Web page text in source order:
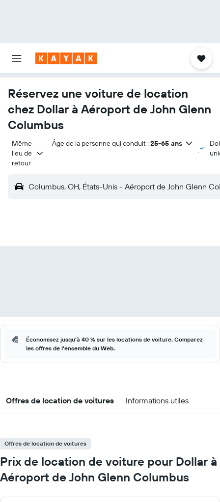
Réservez une voiture de location
chez Dollar à Aéroport de John Glenn
Columbus
Même
lieu de
retour
Âge de la personne qui conduit : 25-65 ans
Columbus, OH, États-Unis - Aéroport de John Glenn
Économisez jusqu'à 40 % sur les locations de voiture. Comparez
les offres de l'ensemble du Web.
Offres de location de voitures Informations utiles
Offres de location de voitures
Prix de location de voiture pour Dollar à
Aéroport de John Glenn Columbus